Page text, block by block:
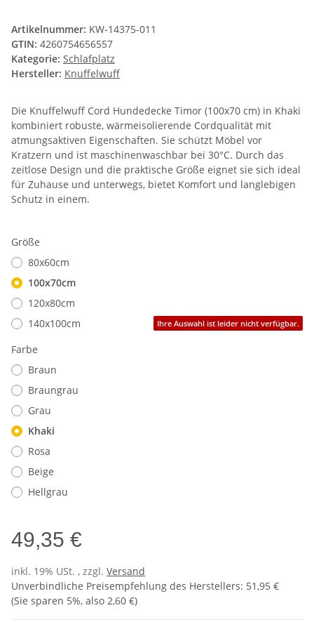
Artikelnummer: KW-14375-011
GTIN: 4260754656557
Kategorie: Schlafplatz
Hersteller: Knuffelwuff
Die Knuffelwuff Cord Hundedecke Timor (100x70 cm) in Khaki
kombiniert robuste, wärmeisolierende Cordqualität mit
atmungsaktiven Eigenschaften. Sie schützt Möbel vor
Kratzern und ist maschinenwaschbar bei 30°C. Durch das
zeitlose Design und die praktische Größe eignet sie sich ideal
für Zuhause und unterwegs, bietet Komfort und langlebigen
Schutz in einem.
Größe
80x60cm
100x70cm
120x80cm
140x100cm
Ihre Auswahl ist leider nicht verfügbar.
Farbe
Braun
Braungrau
Grau
Khaki
Rosa
Beige
Hellgrau
49,35 €
inkl. 19% USt. , zzgl. Versand
Unverbindliche Preisempfehlung des Herstellers: 51,95 €
(Sie sparen 5%, also 2,60 €)